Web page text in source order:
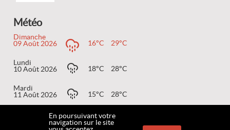
Météo
Dimanche
09 Août 2026
16°C 29°C
Lundi
10 Août 2026
18°C 28°C
Mardi
11 Août 2026
15°C 28°C
En poursuivant votre
navigation sur le site